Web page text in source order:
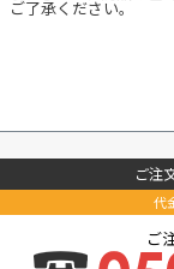
ご了承ください。
ご注
代
ご